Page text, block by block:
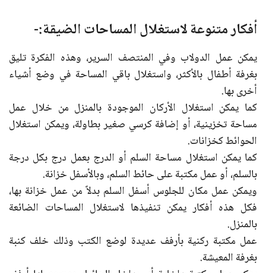
أفكار متنوعة لاستغلال المساحات الضيقة:-
يمكن عمل الدولاب وفي المنتصف السرير، وهذه الفكرة تليق
بغرفة أطفال بالأكثر، واستغلال باقي المساحة في وضع أشياء
أخرى بها.
كما يمكن استغلال الأركان الموجودة بالمنزل من خلال عمل
مساحة تخزينية، أو إضافة كرسي صغير بطاولة، ويمكن استغلال
الحوائط كخزانات.
كما يمكن استغلال مساحة السلم أو الدرج بعمل درج بكل درجة
بالسلم، أو عمل مكتبة على حائط السلم، وبالأسفل خزانة.
ويمكن عمل مكان للجلوس أسفل السلم بدلاً من عمل خزانة بها،
فكل هذه أفكار يمكن تنفيذها لاستغلال المساحات الضائعة
بالمنزل.
عمل مكتبة ركنية بأرفف عديدة لوضع الكتب وذلك خلف كنبة
بغرفة المعيشة.